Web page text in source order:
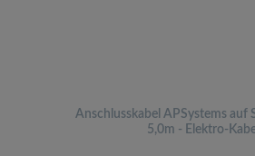
Anschlusskabel APSystems auf
5,0m - Elektro-